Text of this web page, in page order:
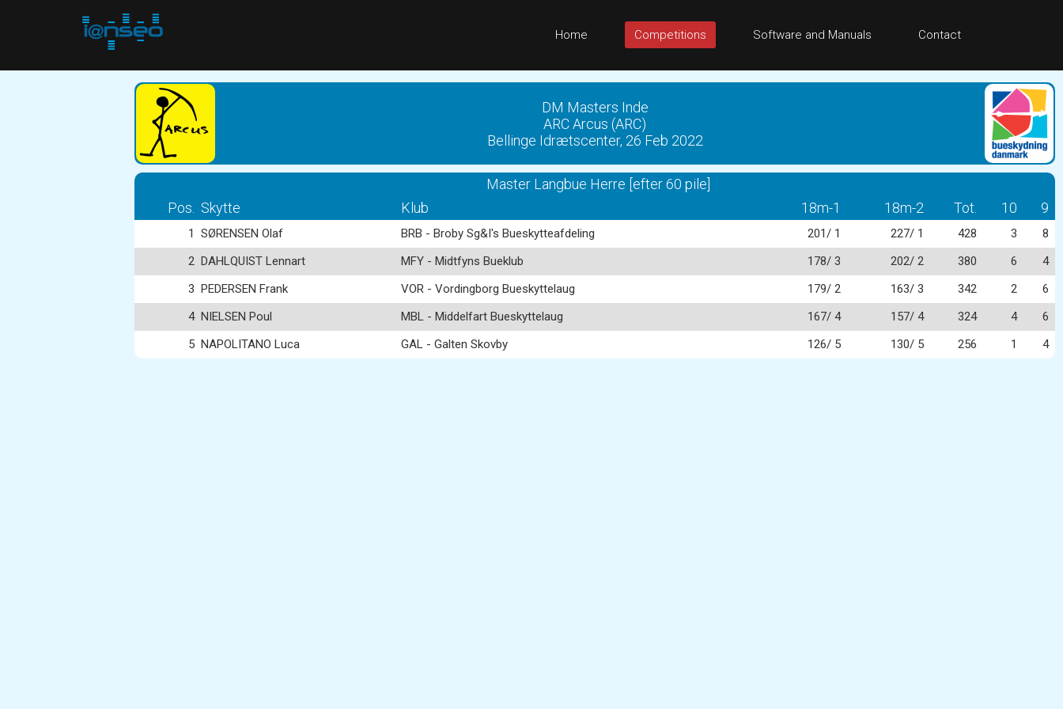
Home Competitions Software and Manuals Contact
DM Masters Inde
ARC Arcus (ARC)
Bellinge Idrætscenter, 26 Feb 2022
Master Langbue Herre [efter 60 pile]
Pos.
Skytte Klub 18m-1 18m-2 Tot. 10 9
1 SØRENSEN Olaf BRB - Broby Sg&I's Bueskytteafdeling 201/ 1 227/ 1 428 3
8
2 DAHLQUIST Lennart MFY - Midtfyns Bueklub 178/ 3 202/ 2 380 6
4
3 PEDERSEN Frank VOR - Vordingborg Bueskyttelaug 179/ 2 163/ 3 342 2
6
4 NIELSEN Poul MBL - Middelfart Bueskyttelaug 167/ 4 157/ 4 324 4
6
5 NAPOLITANO Luca GAL - Galten Skovby 126/ 5 130/ 5 256 1 4